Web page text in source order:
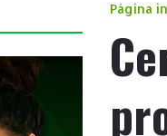
Página